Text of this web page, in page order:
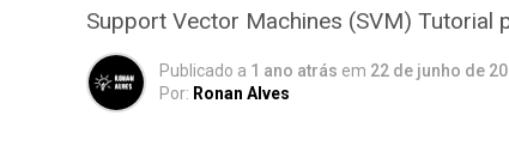
Support Vector Machines (SVM)
Publicado a 1 ano atrás em 22 de junho de
Por: Ronan Alves